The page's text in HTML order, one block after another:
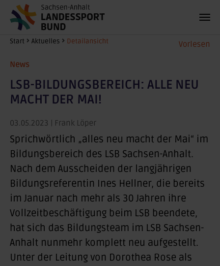
Zum Hauptinhalt springen Vorlesen
Sie sind hier:
Start Aktuelles Detailansicht
News
LSB-BILDUNGSBEREICH: ALLE NEU
MACHT DER MAI!
03.05.2023 | Frank Löper
Sprichwörtlich „alles neu macht der Mai“ im
Bildungsbereich des LSB Sachsen-Anhalt.
Nach dem Ausscheiden der langjährigen
Bildungsreferentin Ines Hellner, die bereits
im Januar nach mehr als 30 Jahren ihre
Vollzeitbeschäftigung beim LSB beendete,
hat sich das Bildungsteam im LSB Sachsen-
Anhalt nunmehr komplett neu aufgestellt.
Unter der Leitung von Dorothea Rose als